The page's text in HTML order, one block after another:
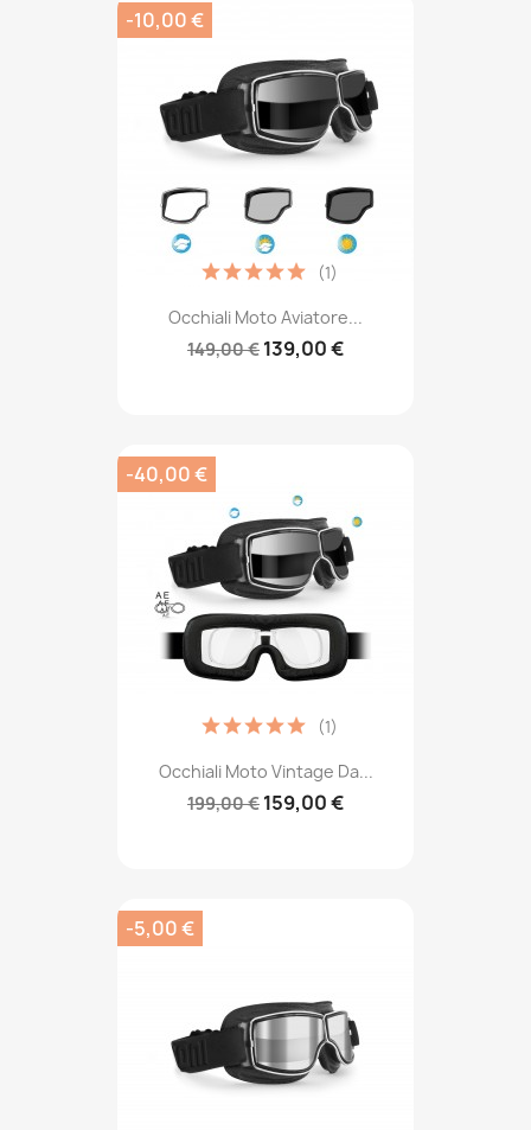
Occhiali Moto Aviatore...
149,00 € 139,00 €
(1)
-10,00 €
Occhiali Moto Vintage Da...
199,00 € 159,00 €
(1)
-40,00 €
-5,00 €